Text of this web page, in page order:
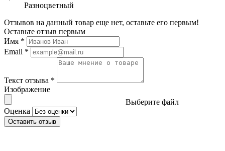
Разноцветный
Отзывов на данный товар еще нет, оставьте его первым!
Оставьте отзыв первым
Имя *
Email *
Текст отзыва *
Изображение
Выберите файл
Оценка
Оставить отзыв